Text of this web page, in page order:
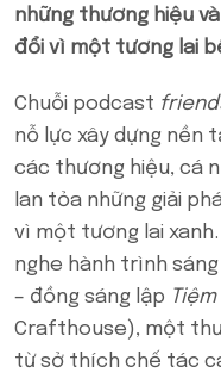
những thương hiệu
đổi vì một tương lai
Chuỗi podcast
nỗ lực xây dựng nền
các thương hiệu, cá
lan tỏa những giải
vì một tương lai
nghe hành trình
– đồng sáng lập
Crafthouse), một
từ sở thích chế tác